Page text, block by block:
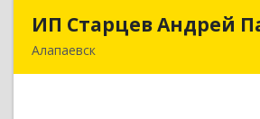
ИП Старцев Андрей
Алапаевск
ИП Старцев